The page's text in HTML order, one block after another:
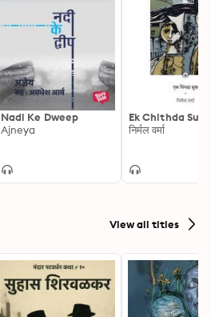
Nadi Ke Dweep
Ajneya
Ek Chithda Sukh
निर्मल वर्मा
View all titles